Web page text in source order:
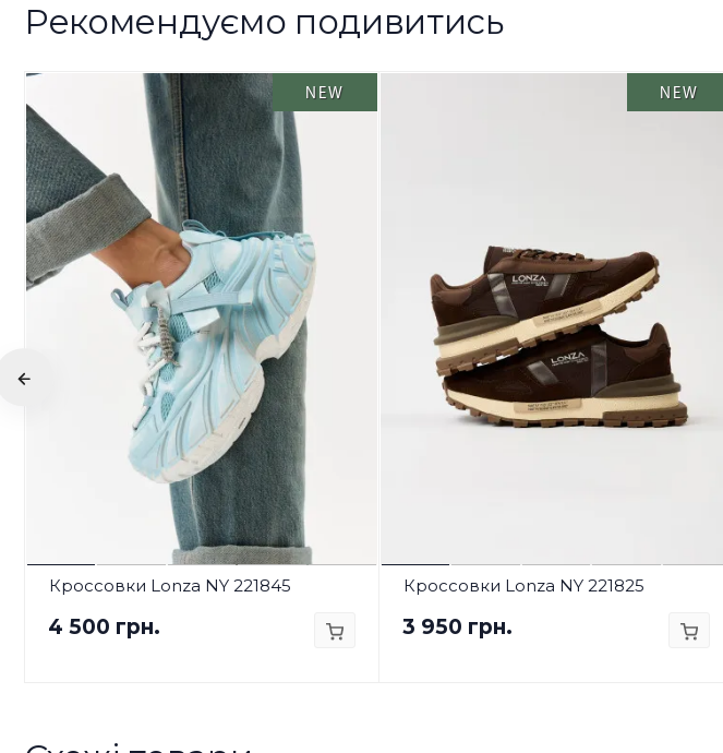
Рекомендуємо подивитись
NEW
Кроссовки Lonza NY 221845
4 500 грн.
NEW
Кроссовки Lonza NY 221825
3 950 грн.